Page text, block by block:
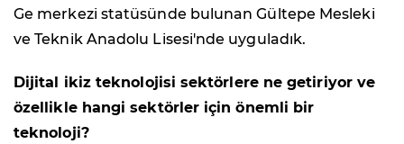
Ge merkezi statüsünde bulunan Gültepe Mesleki
ve Teknik Anadolu Lisesi'nde uyguladık.
Dijital ikiz teknolojisi sektörlere ne getiriyor ve
özellikle hangi sektörler için önemli bir
teknoloji?